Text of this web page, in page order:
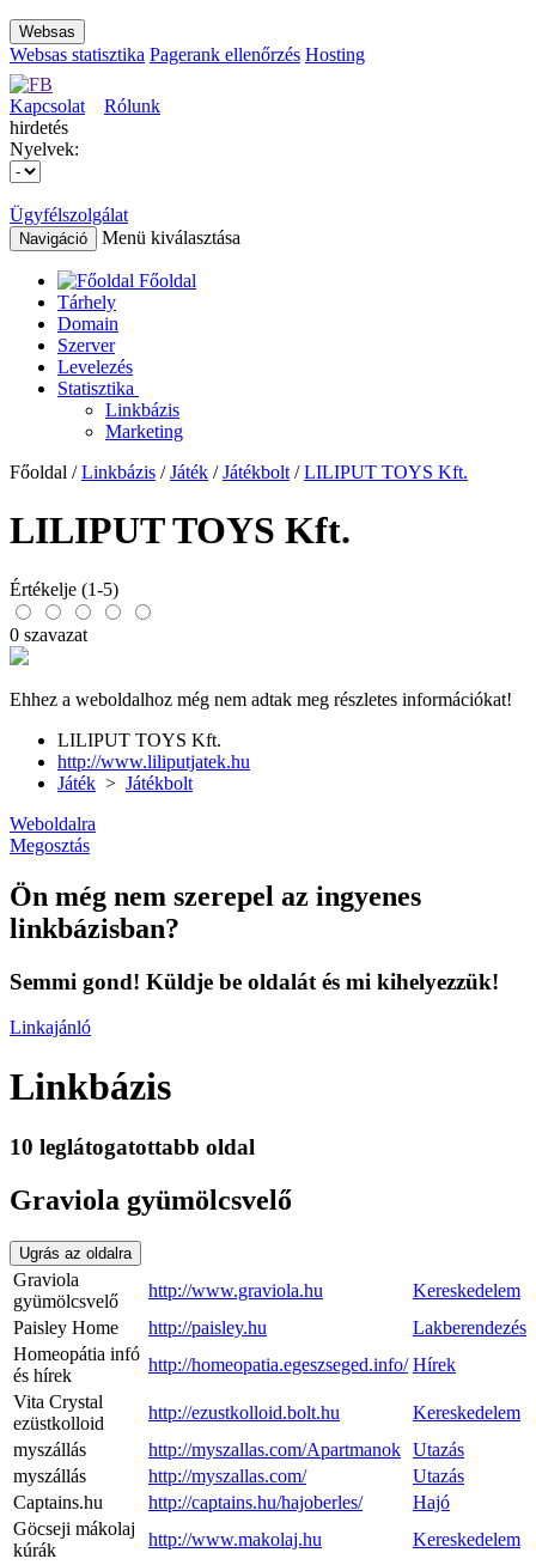
Websas
Websas statisztika Pagerank ellenőrzés Hosting
Kapcsolat
Rólunk
hirdetés
Nyelvek:
Ügyfélszolgálat
Navigáció Menü kiválasztása
Főoldal
Tárhely
Domain
Szerver
Levelezés
Statisztika
Linkbázis
Marketing
Főoldal /Linkbázis /Játék /Játékbolt /LILIPUT TOYS Kft.
LILIPUT TOYS Kft.
Értékelje (1-5)
0 szavazat
Ehhez a weboldalhoz még nem adtak meg részletes információkat!
LILIPUT TOYS Kft.
http://www.liliputjatek.hu
Játék > Játékbolt
Weboldalra
Megosztás
Ön még nem szerepel az ingyenes
linkbázisban?
Semmi gond! Küldje be oldalát és mi kihelyezzük!
Linkajánló
Linkbázis
10 leglátogatottabb oldal
Graviola gyümölcsvelő
Ugrás az oldalra
Graviola
gyümölcsvelő
http://www.graviola.hu
Kereskedelem
Paisley Home
http://paisley.hu
Lakberendezés
Homeopátia infó
és hírek
http://homeopatia.egeszseged.info/ Hírek
Vita Crystal
ezüstkolloid
http://ezustkolloid.bolt.hu
Kereskedelem
myszállás
http://myszallas.com/Apartmanok Utazás
myszállás
http://myszallas.com/
Utazás
Captains.hu
http://captains.hu/hajoberles/
Hajó
Göcseji mákolaj
kúrák
http://www.makolaj.hu
Kereskedelem